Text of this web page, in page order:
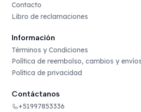
Contacto
Libro de reclamaciones
Información
Términos y Condiciones
Política de reembolso, cambios y
Política de privacidad
Contáctanos
+51997853336